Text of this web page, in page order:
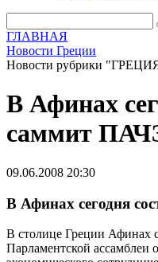
ГЛАВНАЯ
Новости Греции
Новости рубрики
В Афинах
саммит
09.06.2008 20:30
В Афинах сегодня
В столице Греции Афинах
Парламентской ассамблеи